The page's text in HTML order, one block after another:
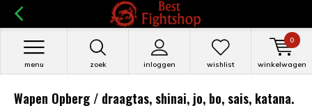
zoek inloggen
menu wishlist winkelwagen
0
Wapen Opberg / draagtas, shinai, jo, bo, sais, katana.